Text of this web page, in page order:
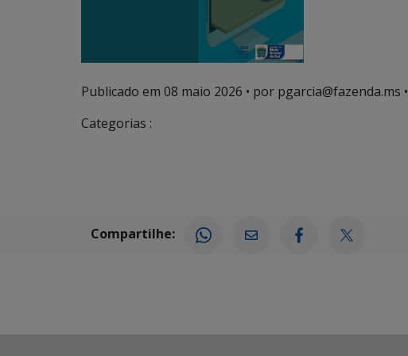
Publicado em 08 maio 2026 • por pgarcia@fazenda.ms •
Categorias :
Compartilhe: